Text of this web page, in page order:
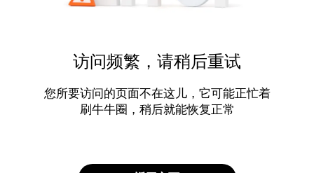
访问频繁，请稍后重试
您所要访问的页面不在这儿，它可能正忙着
刷牛牛圈，稍后就能恢复正常